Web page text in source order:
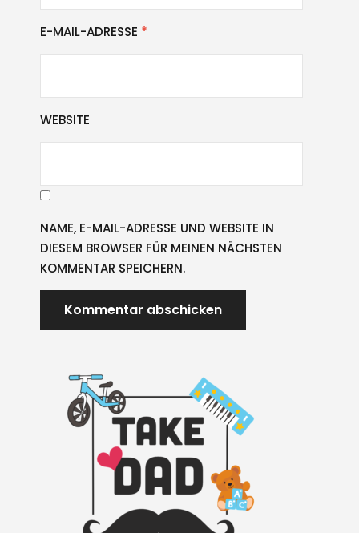
E-MAIL-ADRESSE *
WEBSITE
NAME, E-MAIL-ADRESSE UND WEBSITE IN
DIESEM BROWSER FÜR MEINEN NÄCHSTEN
KOMMENTAR SPEICHERN.